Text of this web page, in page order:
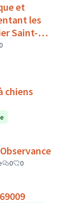
et
les
Saint-
chiens
0 0